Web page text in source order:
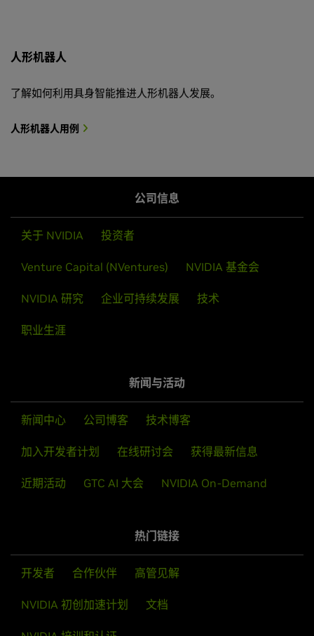
人形机器人
了解如何利用具身智能推进人形机器人发展。
人形机器人用例
公司信息
关于 NVIDIA 投资者
Venture Capital (NVentures) NVIDIA 基金会
NVIDIA 研究 企业可持续发展 技术
职业生涯
新闻与活动
新闻中心 公司博客 技术博客
加入开发者计划 在线研讨会 获得最新信息
近期活动 GTC AI 大会 NVIDIA On-Demand
热门链接
开发者 合作伙伴 高管见解
NVIDIA 初创加速计划 文档